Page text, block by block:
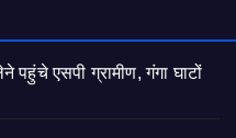
एसपी ग्रामीण, गंगा घाटों